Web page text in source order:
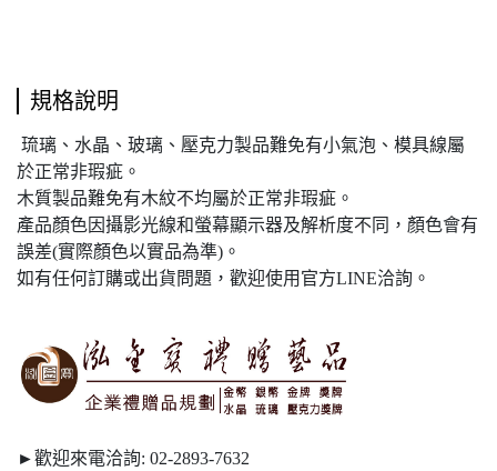
規格說明
琉璃、水晶、玻璃、壓克力製品難免有小氣泡、模具線屬
於正常非瑕疵。
木質製品難免有木紋不均屬於正常非瑕疵。
產品顏色因攝影光線和螢幕顯示器及解析度不同，顏色會有
誤差(實際顏色以實品為準)。
如有任何訂購或出貨問題，歡迎使用官方LINE洽詢。
►歡迎來電洽詢: 02-2893-7632